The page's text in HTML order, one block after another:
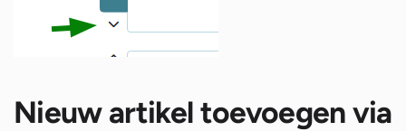
Nieuw artikel toevoegen via